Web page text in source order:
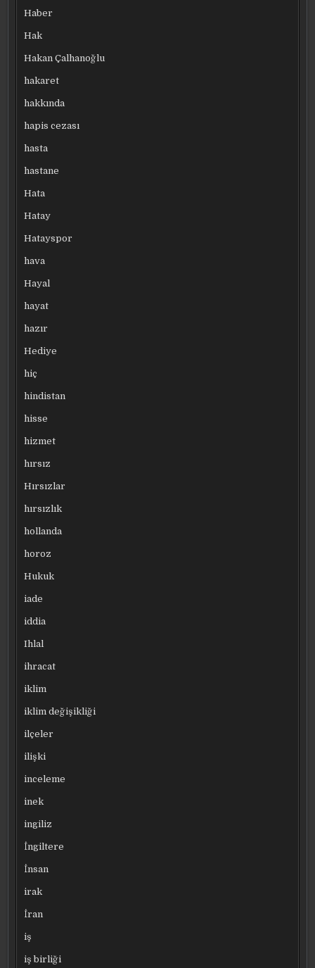
Haber
Hak
Hakan Çalhanoğlu
hakaret
hakkında
hapis cezası
hasta
hastane
Hata
Hatay
Hatayspor
hava
Hayal
hayat
hazır
Hediye
hiç
hindistan
hisse
hizmet
hırsız
Hırsızlar
hırsızlık
hollanda
horoz
Hukuk
iade
iddia
Ihlal
ihracat
iklim
iklim değişikliği
ilçeler
ilişki
inceleme
inek
ingiliz
İngiltere
İnsan
irak
İran
iş
iş birliği